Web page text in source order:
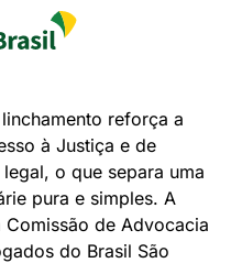
reforça a
à Justiça e de
o que separa uma
pura e simples. A
de Advocacia
do Brasil São